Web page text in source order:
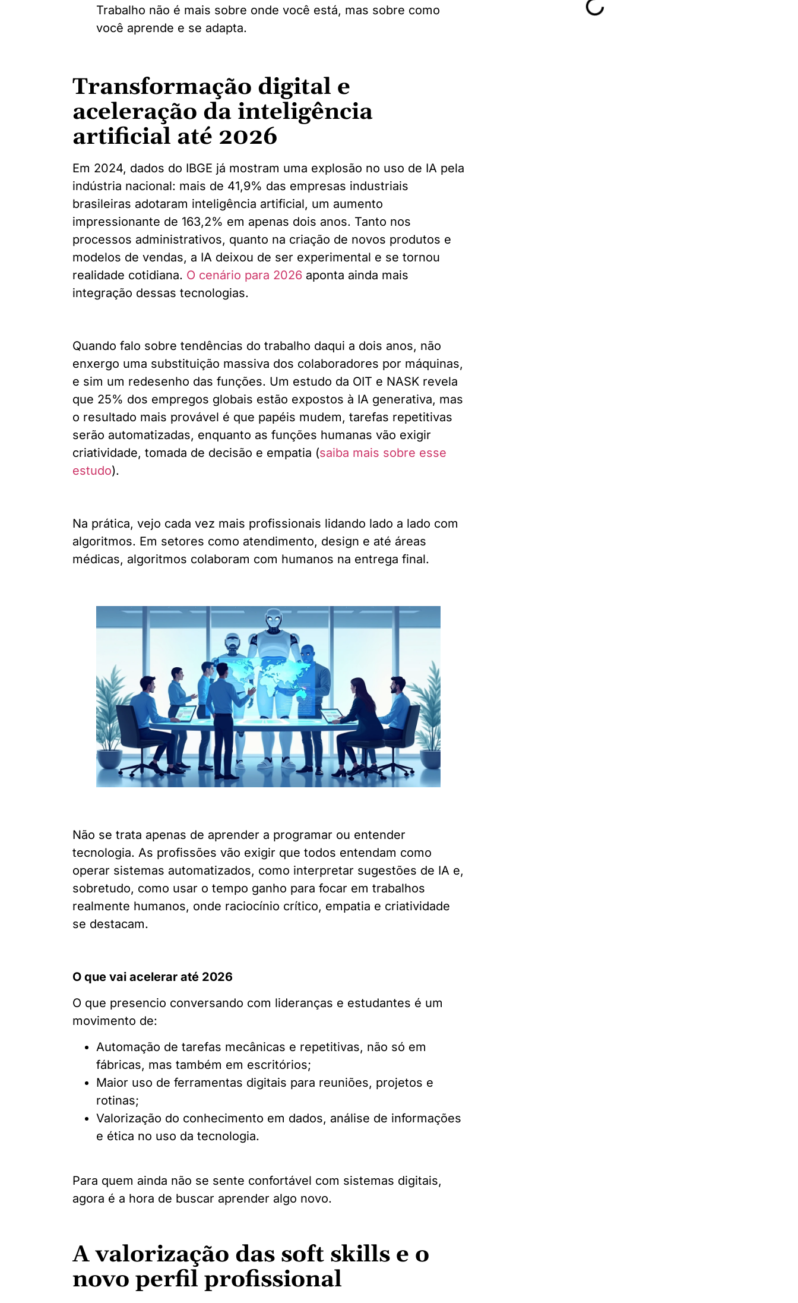
Trabalho não é mais sobre onde você está, mas sobre como
você aprende e se adapta.
Transformação digital e
aceleração da inteligência
artificial até 2026
Em 2024, dados do IBGE já mostram uma explosão no uso de IA pela
indústria nacional: mais de 41,9% das empresas industriais
brasileiras adotaram inteligência artificial, um aumento
impressionante de 163,2% em apenas dois anos. Tanto nos
processos administrativos, quanto na criação de novos produtos e
modelos de vendas, a IA deixou de ser experimental e se tornou
realidade cotidiana. O cenário para 2026 aponta ainda mais
integração dessas tecnologias.
Quando falo sobre tendências do trabalho daqui a dois anos, não
enxergo uma substituição massiva dos colaboradores por máquinas,
e sim um redesenho das funções. Um estudo da OIT e NASK revela
que 25% dos empregos globais estão expostos à IA generativa, mas
o resultado mais provável é que papéis mudem, tarefas repetitivas
serão automatizadas, enquanto as funções humanas vão exigir
criatividade, tomada de decisão e empatia (saiba mais sobre esse
estudo).
Na prática, vejo cada vez mais profissionais lidando lado a lado com
algoritmos. Em setores como atendimento, design e até áreas
médicas, algoritmos colaboram com humanos na entrega final.
Não se trata apenas de aprender a programar ou entender
tecnologia. As profissões vão exigir que todos entendam como
operar sistemas automatizados, como interpretar sugestões de IA e,
sobretudo, como usar o tempo ganho para focar em trabalhos
realmente humanos, onde raciocínio crítico, empatia e criatividade
se destacam.
O que vai acelerar até 2026
O que presencio conversando com lideranças e estudantes é um
movimento de:
Automação de tarefas mecânicas e repetitivas, não só em
fábricas, mas também em escritórios;
Maior uso de ferramentas digitais para reuniões, projetos e
rotinas;
Valorização do conhecimento em dados, análise de informações
e ética no uso da tecnologia.
Para quem ainda não se sente confortável com sistemas digitais,
agora é a hora de buscar aprender algo novo.
A valorização das soft skills e o
novo perfil profissional